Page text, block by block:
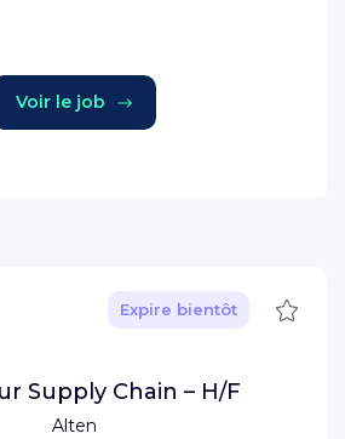
Voir le job
Alten
Expire bientôt
Supply Chain – H/F